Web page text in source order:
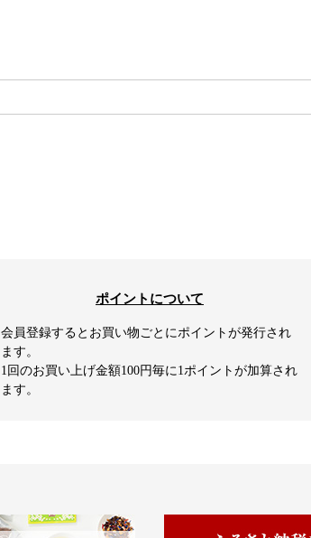
ポイントについて
会員登録するとお買い物ごとにポイントが発行され
ます。
1回のお買い上げ金額100円毎に1ポイントが加算され
ます。